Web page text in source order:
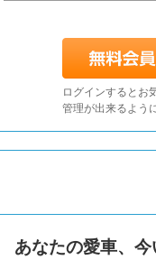
ログインするとお
管理が出来るよう
あなたの愛車、今